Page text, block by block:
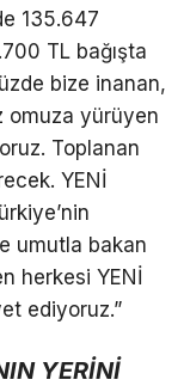
135.647
TL bağışta
bize inanan,
omuza yürüyen
Toplanan
YENİ
umutla bakan
herkesi YENİ
ediyoruz.”
YERİNİ